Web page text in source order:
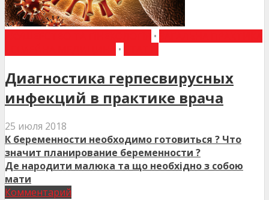
•
•
Диагностика герпесвирусных
инфекций в практике врача
25 июля 2018
К беременности необходимо готовиться ? Что
значит планирование беременности ?
Де народити малюка та що необхідно з собою
мати
Комментарий